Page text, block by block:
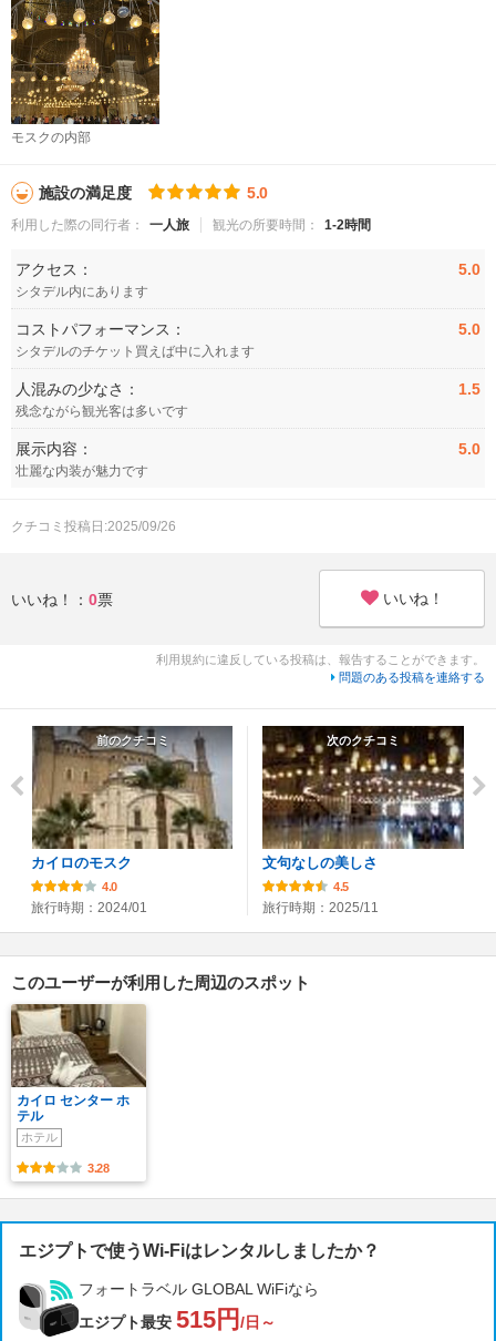
モスクの内部
施設の満足度 5.0
利用した際の同行者： 一人旅 観光の所要時間： 1-2時間
アクセス： 5.0
シタデル内にあります
コストパフォーマンス： 5.0
シタデルのチケット買えば中に入れます
人混みの少なさ： 1.5
残念ながら観光客は多いです
展示内容： 5.0
壮麗な内装が魅力です
クチコミ投稿日:2025/09/26
いいね！： 0票 いいね！
利用規約に違反している投稿は、報告することができます。
問題のある投稿を連絡する
前のクチコミ
カイロのモスク
4.0
旅行時期：2024/01
次のクチコミ
文句なしの美しさ
4.5
旅行時期：2025/11
このユーザーが利用した周辺のスポット
カイロ センター ホ
テル
ホテル
3.28
エジプトで使うWi-Fiはレンタルしましたか？
フォートラベル GLOBAL WiFiなら
エジプト最安 515円 /日～